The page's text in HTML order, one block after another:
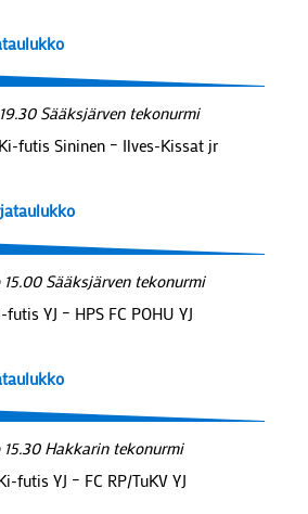
Sääksjärven tekonurmi
futis Sininen – Ilves-Kissat jr
Sääksjärven tekonurmi
futis YJ – HPS FC POHU YJ
Hakkarin tekonurmi
futis YJ – FC RP/TuKV YJ